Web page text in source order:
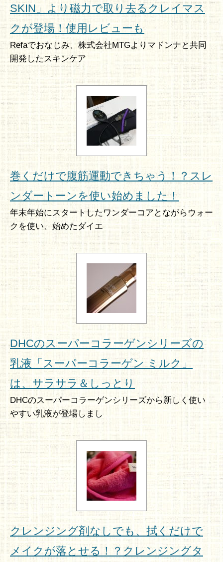
SKIN」より磁力で取り去るクレイマス
クが登場！使用レビューも
Refaでおなじみ、株式会社MTGよりマドンナと共同
開発したスキンケア
巻くだけで腹筋運動できちゃう！？スレ
ンダートーンを使い始めました！
年末年始にスタートしたワンダーコアとながらウォー
クを使い、始めたダイエ
DHCのスーパーコラーゲンシリーズの
乳液「スーパーコラーゲン ミルク」
は、サラサラ＆しっとり
DHCのスーパーコラーゲンシリーズから新しく使い
やすい乳液が登場しまし
クレンジング剤なしでも、拭くだけで
メイクが落とせる！？クレンジングタ